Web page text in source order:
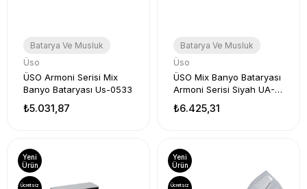
Batarya Ve Musluk
Üso
ÜSO Armoni Serisi Mix
Banyo Bataryası Us-0533
₺5.031,87
Batarya Ve Musluk
Üso
ÜSO Mix Banyo Bataryası
Armoni Serisi Siyah UA-
₺6.425,31
Yeni
Ürün
Ücretsiz
Yeni
Ürün
Ücretsiz